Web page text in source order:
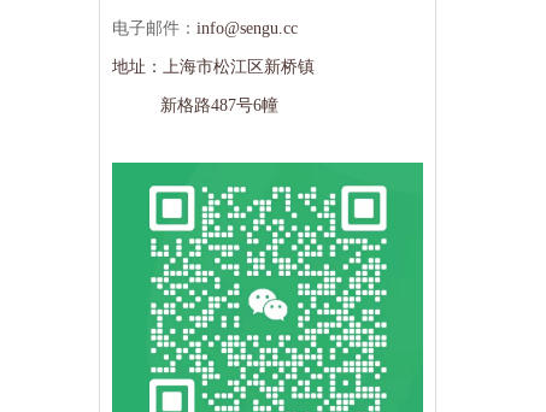
电子邮件： info@sengu.cc
地址：上海市松江区新桥镇
新格路487号6幢